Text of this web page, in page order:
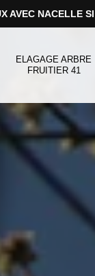
AVEC NACELLE
ELAGAGE ARBRE
FRUITIER 41